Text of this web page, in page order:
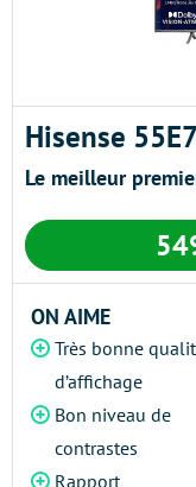
Hisense
Le meilleur
ON AIME
Très bonne
d’affichage
Bon niveau de
contrastes
Rapport